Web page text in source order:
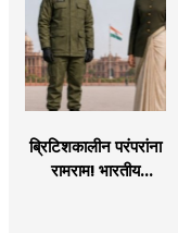
ब्रिटिशकालीन परंपरांना
रामराम! भारतीय